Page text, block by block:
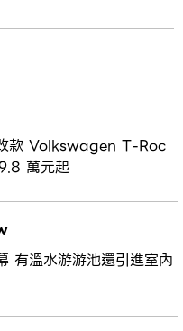
款 Volkswagen T-Roc
萬元起
有溫水游游池還引進室內